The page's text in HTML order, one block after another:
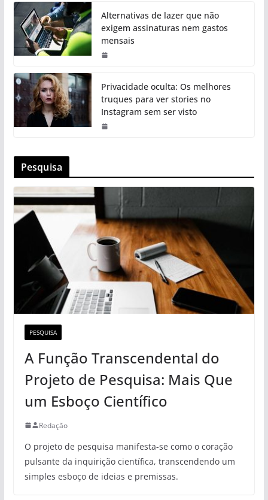
Alternativas de lazer que não
exigem assinaturas nem gastos
mensais
Privacidade oculta: Os melhores
truques para ver stories no
Instagram sem ser visto
Pesquisa
PESQUISA
A Função Transcendental do
Projeto de Pesquisa: Mais Que
um Esboço Científico
Redação
O projeto de pesquisa manifesta-se como o coração
pulsante da inquirição científica, transcendendo um
simples esboço de ideias e premissas.